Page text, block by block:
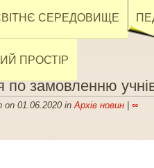
СЕРЕДОВИЩЕ
ПРОСТІР
по замовленню
on 01.06.2020 inАрхів новин| ∞